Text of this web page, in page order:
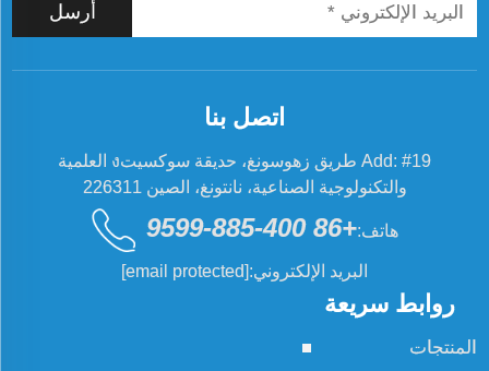
أرسل
روابط سريعة
المنتجات
اتصل بنا
Add: #19 طريق زهوسونغ، حديقة سوكسيتง العلمية
والتكنولوجية الصناعية، نانتونغ، الصين 226311
هاتف:+86 400-885-9599
البريد الإلكتروني:[email protected]